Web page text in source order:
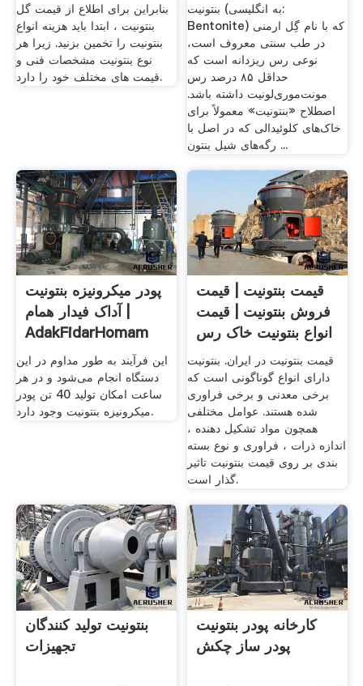
بنابراین برای اطلاع از قیمت گل
بنتونیت ، ابتدا باید هزینه انواع
بنتونیت را تخمین بزنید. زیرا هر
نوع بنتونیت مشخصات فنی و
قیمت های مختلف خود را دارد.
بنتونیت (به انگلیسی:
Bentonite) که با نام گِل ارمنی
در طب سنتی معروف است،
نوعی رس ریزدانه است که
حداقل ۸۵ درصد رس
مونت‌موری‌لونیت داشته باشد.
اصطلاح «بنتونیت» معمولاً برای
خاک‌های کلوئیدالی که در اصل با
رگه‌های شیل بنتون ...
پودر میکرونیزه بنتونیت
آداک فیدار همام |
AdakFidarHomam
این فرآیند به طور مداوم در این
دستگاه انجام می‌شود و در هر
ساعت امکان تولید 40 تن پودر
میکرونیزه بنتونیت وجود دارد.
قیمت بنتونیت | قیمت
فروش بنتونیت | قیمت
انواع بنتونیت خاک رس
قیمت بنتونیت در ایران. بنتونیت
دارای انواع گوناگونی است که
برخی معدنی و برخی فراوری
شده هستند. عوامل مختلفی
همچون مواد تشکیل دهنده ،
اندازه ذرات ، فراوری و نوع بسته
بندی بر روی قیمت بنتونیت تاثیر
گذار است.
بنتونیت تولید کنندگان
تجهیزات
کارخانه پودر بنتونیت
پودر ساز چکش